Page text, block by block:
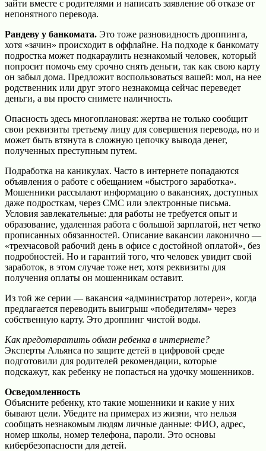
зайти вместе с родителями и написать заявление об отказе от
непонятного перевода.
Рандеву у банкомата. Это тоже разновидность дроппинга,
хотя «зачин» происходит в оффлайне. На подходе к банкомату
подростка может подкараулить незнакомый человек, который
попросит помочь ему срочно снять деньги, так как свою карту
он забыл дома. Предложит воспользоваться вашей: мол, на нее
родственник или друг этого незнакомца сейчас переведет
деньги, а вы просто снимете наличность.
Опасность здесь многоплановая: жертва не только сообщит
свои реквизиты третьему лицу для совершения перевода, но и
может быть втянута в сложную цепочку вывода денег,
полученных преступным путем.
Подработка на каникулах. Часто в интернете попадаются
объявления о работе с обещанием «быстрого заработка».
Мошенники рассылают информацию о вакансиях, доступных
даже подросткам, через СМС или электронные письма.
Условия завлекательные: для работы не требуется опыт и
образование, удаленная работа с большой зарплатой, нет четко
прописанных обязанностей. Описание вакансии лаконично —
«трехчасовой рабочий день в офисе с достойной оплатой», без
подробностей. Но и гарантий того, что человек увидит свой
заработок, в этом случае тоже нет, хотя реквизиты для
получения оплаты он мошенникам оставит.
Из той же серии — вакансия «администратор лотереи», когда
предлагается переводить выигрыш «победителям» через
собственную карту. Это дроппинг чистой воды.
Как предотвратить обман ребенка в интернете?
Эксперты Альянса по защите детей в цифровой среде
подготовили для родителей рекомендации, которые
подскажут, как ребенку не попасться на удочку мошенников.
Осведомленность
Объясните ребенку, кто такие мошенники и какие у них
бывают цели. Убедите на примерах из жизни, что нельзя
сообщать незнакомым людям личные данные: ФИО, адрес,
номер школы, номер телефона, пароли. Это основы
кибербезопасности для детей.